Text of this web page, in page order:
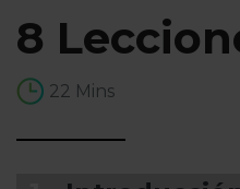
8
22 Mins